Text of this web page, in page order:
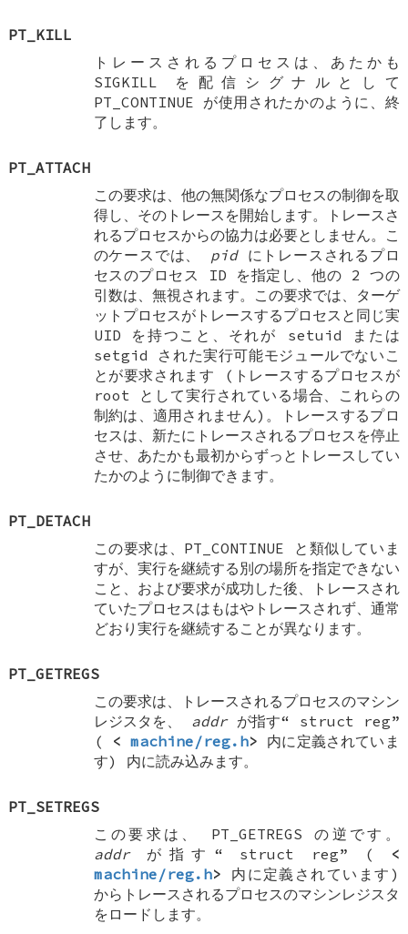
PT_KILL
トレースされるプロセスは、あたかも
SIGKILL を配信シグナルとして
PT_CONTINUE が使用されたかのように、終
了します。
PT_ATTACH
この要求は、他の無関係なプロセスの制御を取
得し、そのトレースを開始します。トレースさ
れるプロセスからの協力は必要としません。こ
のケースでは、 pidにトレースされるプロ
セスのプロセス ID を指定し、他の 2 つの
引数は、無視されます。この要求では、ターゲ
ットプロセスがトレースするプロセスと同じ実
UID を持つこと、それが setuid または
setgid された実行可能モジュールでないこ
とが要求されます (トレースするプロセスが
root として実行されている場合、これらの
制約は、適用されません)。トレースするプロ
セスは、新たにトレースされるプロセスを停止
させ、あたかも最初からずっとトレースしてい
たかのように制御できます。
PT_DETACH
この要求は、PT_CONTINUE と類似していま
すが、実行を継続する別の場所を指定できない
こと、および要求が成功した後、トレースされ
ていたプロセスはもはやトレースされず、通常
どおり実行を継続することが異なります。
PT_GETREGS
この要求は、トレースされるプロセスのマシン
レジスタを、 addrが指す“ struct reg”
(
< machine/reg.h> 内に定義されていま
す) 内に読み込みます。
PT_SETREGS
この要求は、 PT_GETREGS の逆です。
addrが指す“ struct reg” (
<
machine/reg.h> 内に定義されています)
からトレースされるプロセスのマシンレジスタ
をロードします。